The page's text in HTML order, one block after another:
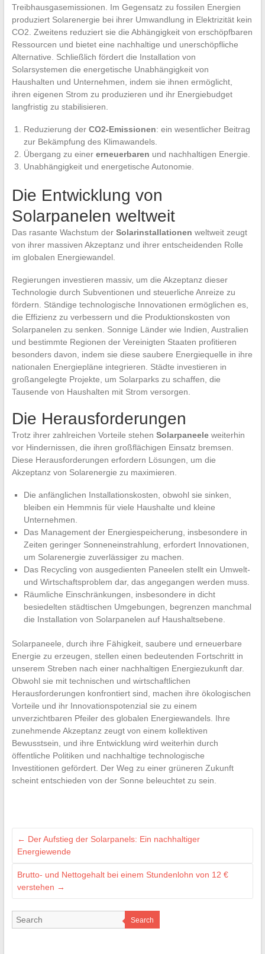
Treibhausgasemissionen. Im Gegensatz zu fossilen Energien
produziert Solarenergie bei ihrer Umwandlung in Elektrizität kein
CO2. Zweitens reduziert sie die Abhängigkeit von erschöpfbaren
Ressourcen und bietet eine nachhaltige und unerschöpfliche
Alternative. Schließlich fördert die Installation von
Solarsystemen die energetische Unabhängigkeit von
Haushalten und Unternehmen, indem sie ihnen ermöglicht,
ihren eigenen Strom zu produzieren und ihr Energiebudget
langfristig zu stabilisieren.
Reduzierung der CO2-Emissionen: ein wesentlicher Beitrag
zur Bekämpfung des Klimawandels.
Übergang zu einer erneuerbaren und nachhaltigen Energie.
Unabhängigkeit und energetische Autonomie.
Die Entwicklung von
Solarpanelen weltweit
Das rasante Wachstum der Solarinstallationen weltweit zeugt
von ihrer massiven Akzeptanz und ihrer entscheidenden Rolle
im globalen Energiewandel.
Regierungen investieren massiv, um die Akzeptanz dieser
Technologie durch Subventionen und steuerliche Anreize zu
fördern. Ständige technologische Innovationen ermöglichen es,
die Effizienz zu verbessern und die Produktionskosten von
Solarpanelen zu senken. Sonnige Länder wie Indien, Australien
und bestimmte Regionen der Vereinigten Staaten profitieren
besonders davon, indem sie diese saubere Energiequelle in ihre
nationalen Energiepläne integrieren. Städte investieren in
großangelegte Projekte, um Solarparks zu schaffen, die
Tausende von Haushalten mit Strom versorgen.
Die Herausforderungen
Trotz ihrer zahlreichen Vorteile stehen Solarpaneeleweiterhin
vor Hindernissen, die ihren großflächigen Einsatz bremsen.
Diese Herausforderungen erfordern Lösungen, um die
Akzeptanz von Solarenergie zu maximieren.
Die anfänglichen Installationskosten, obwohl sie sinken,
bleiben ein Hemmnis für viele Haushalte und kleine
Unternehmen.
Das Management der Energiespeicherung, insbesondere in
Zeiten geringer Sonneneinstrahlung, erfordert Innovationen,
um Solarenergie zuverlässiger zu machen.
Das Recycling von ausgedienten Paneelen stellt ein Umwelt-
und Wirtschaftsproblem dar, das angegangen werden muss.
Räumliche Einschränkungen, insbesondere in dicht
besiedelten städtischen Umgebungen, begrenzen manchmal
die Installation von Solarpanelen auf Haushaltsebene.
Solarpaneele, durch ihre Fähigkeit, saubere und erneuerbare
Energie zu erzeugen, stellen einen bedeutenden Fortschritt in
unserem Streben nach einer nachhaltigen Energiezukunft dar.
Obwohl sie mit technischen und wirtschaftlichen
Herausforderungen konfrontiert sind, machen ihre ökologischen
Vorteile und ihr Innovationspotenzial sie zu einem
unverzichtbaren Pfeiler des globalen Energiewandels. Ihre
zunehmende Akzeptanz zeugt von einem kollektiven
Bewusstsein, und ihre Entwicklung wird weiterhin durch
öffentliche Politiken und nachhaltige technologische
Investitionen gefördert. Der Weg zu einer grüneren Zukunft
scheint entschieden von der Sonne beleuchtet zu sein.
← Der Aufstieg der Solarpanels: Ein nachhaltiger
Energiewende
Brutto- und Nettogehalt bei einem Stundenlohn von 12 €
verstehen →
Search